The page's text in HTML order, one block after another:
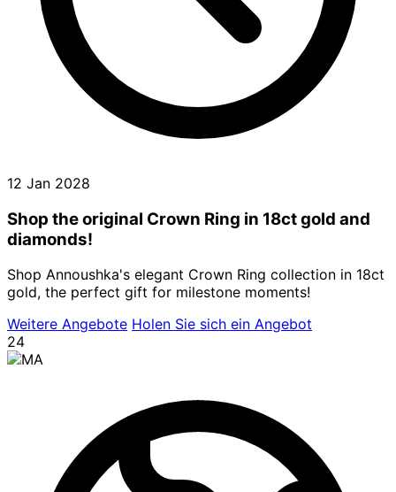
12 Jan 2028
Shop the original Crown Ring in 18ct gold and
diamonds!
Shop Annoushka's elegant Crown Ring collection in 18ct
gold, the perfect gift for milestone moments!
Weitere Angebote Holen Sie sich ein Angebot
24